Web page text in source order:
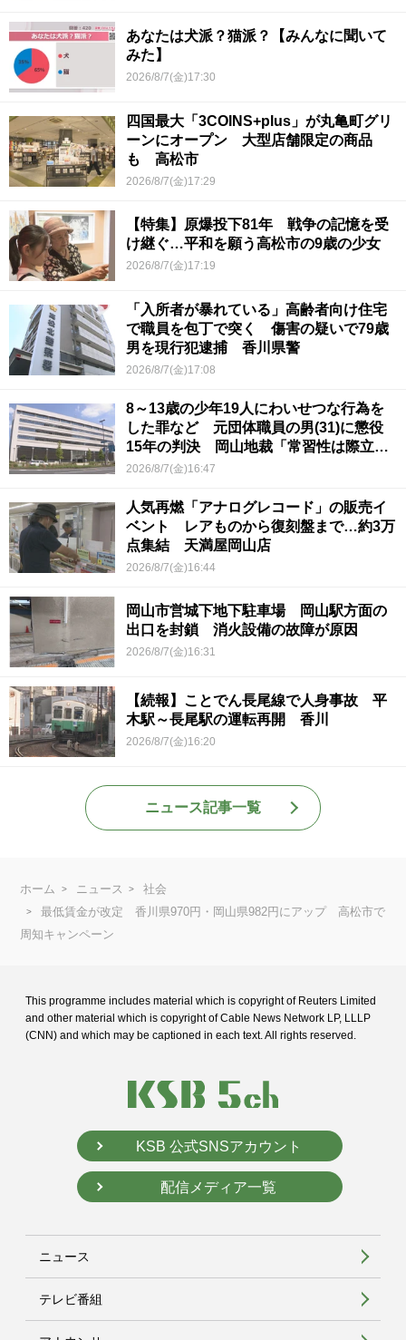
あなたは犬派？猫派？【みんなに聞いて
みた】
2026/8/7(金)17:30
四国最大「3COINS+plus」が丸亀町グリ
ーンにオープン 大型店舗限定の商品
も 高松市
2026/8/7(金)17:29
【特集】原爆投下81年 戦争の記憶を受
け継ぐ…平和を願う高松市の9歳の少女
2026/8/7(金)17:19
「入所者が暴れている」高齢者向け住宅
で職員を包丁で突く 傷害の疑いで79歳
男を現行犯逮捕 香川県警
2026/8/7(金)17:08
8～13歳の少年19人にわいせつな行為を
した罪など 元団体職員の男(31)に懲役
15年の判決 岡山地裁「常習性は際立っ
ていて被害結果も非常に重い」
2026/8/7(金)16:47
人気再燃「アナログレコード」の販売イ
ベント レアものから復刻盤まで…約3万
点集結 天満屋岡山店
2026/8/7(金)16:44
岡山市営城下地下駐車場 岡山駅方面の
出口を封鎖 消火設備の故障が原因
2026/8/7(金)16:31
【続報】ことでん長尾線で人身事故 平
木駅～長尾駅の運転再開 香川
2026/8/7(金)16:20
ニュース記事一覧
ホーム ニュース
社会
最低賃金が改定 香川県970円・岡山県982円にアップ 高松市で
周知キャンペーン
This programme includes material which is copyright of Reuters Limited
and other material which is copyright of Cable News Network LP, LLLP
(CNN) and which may be captioned in each text. All rights reserved.
KSB 公式SNSアカウント
配信メディア一覧
ニュース
テレビ番組